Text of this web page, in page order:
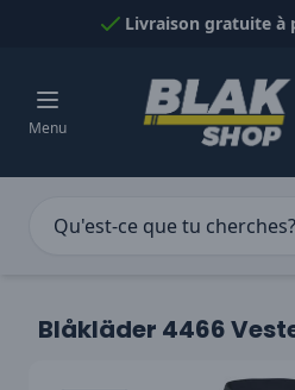
Passer au contenuLivraison gratuite à
Menu
Blåkläder 4466